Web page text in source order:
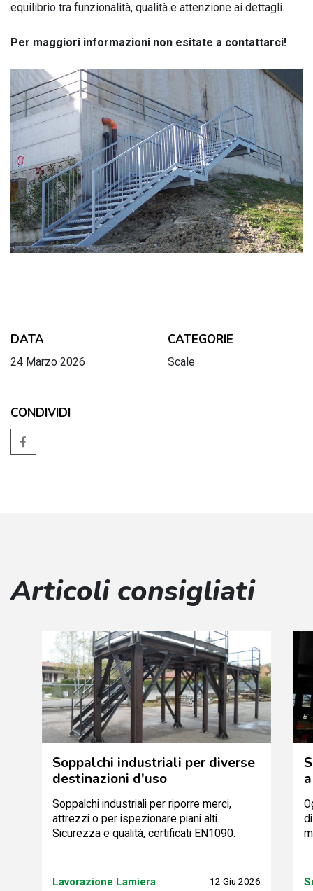
DATA
24 Marzo 2026
CATEGORIE
Scale
CONDIVIDI
equilibrio tra funzionalità, qualità e attenzione ai dettagli.
Per maggiori informazioni non esitate a contattarci!
Articoli consigliati
Soppalchi industriali per diverse
destinazioni d'uso
Soppalchi industriali per riporre merci,
attrezzi o per ispezionare piani alti.
Sicurezza e qualità, certificati EN1090.
Lavorazione Lamiera 12 Giu 2026